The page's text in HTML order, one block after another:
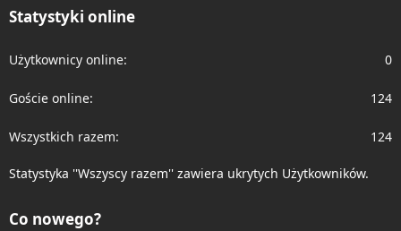
Statystyki online
Użytkownicy online 0
Goście online 124
Wszystkich razem 124
Statystyka ''Wszyscy razem'' zawiera ukrytych Użytkowników.
Co nowego?